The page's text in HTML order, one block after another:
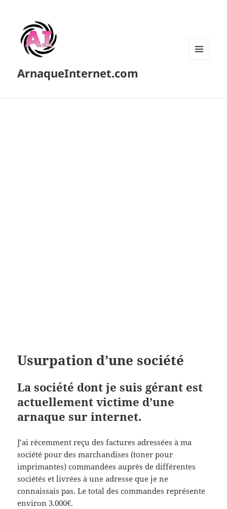
ArnaqueInternet.com
Usurpation d’une société
La société dont je suis gérant est
actuellement victime d’une
arnaque sur internet.
J’ai récemment reçu des factures adressées à ma
société pour des marchandises (toner pour
imprimantes) commandées auprès de différentes
sociétés et livrées à une adresse que je ne
connaissais pas. Le total des commandes représente
environ 3.000€.